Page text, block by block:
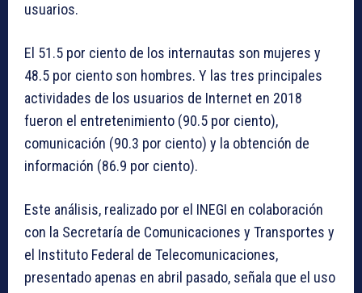
usuarios.
El 51.5 por ciento de los internautas son mujeres y
48.5 por ciento son hombres. Y las tres principales
actividades de los usuarios de Internet en 2018
fueron el entretenimiento (90.5 por ciento),
comunicación (90.3 por ciento) y la obtención de
información (86.9 por ciento).
Este análisis, realizado por el INEGI en colaboración
con la Secretaría de Comunicaciones y Transportes y
el Instituto Federal de Telecomunicaciones,
presentado apenas en abril pasado, señala que el uso